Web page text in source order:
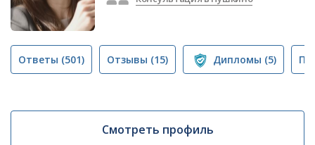
Ответы (501) Отзывы (15) Дипломы (5)
Смотреть профиль